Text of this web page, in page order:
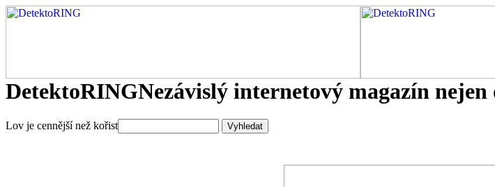
DetektoRINGNezávislý internetový magazín
Lov je cennější než kořist